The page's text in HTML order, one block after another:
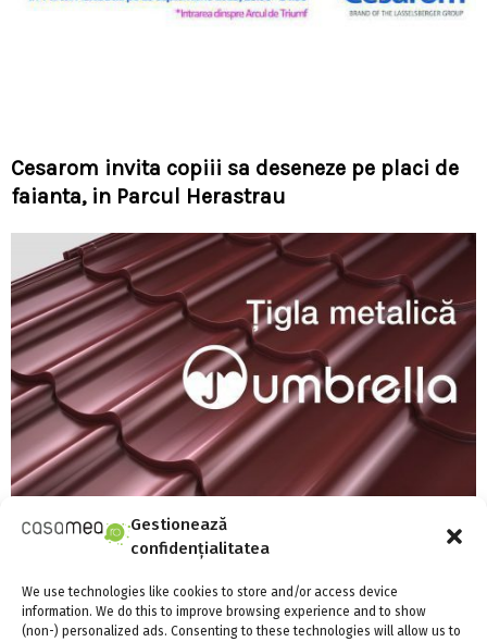
Gestionează
confidențialitatea
We use technologies like cookies to store and/or access device
information. We do this to improve browsing experience and to show
(non-) personalized ads. Consenting to these technologies will allow us to
Cesarom invita copiii sa deseneze pe placi de
faianta, in Parcul Herastrau
predestinat protectiei!